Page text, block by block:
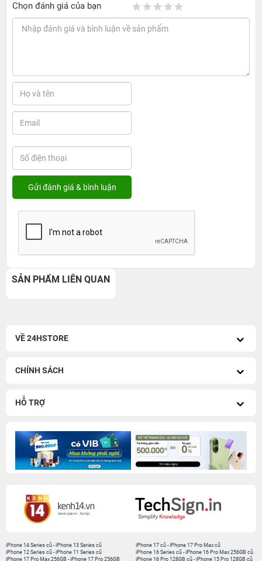
Chọn đánh giá của bạn
SẢN PHẨM LIÊN QUAN
VỀ 24HSTORE
CHÍNH SÁCH
HỖ TRỢ
iPhone 14 Series cũ -iPhone 13 Series cũ
iPhone 12 Series cũ -iPhone 11 Series cũ
iPhone 17 Pro Max 256GB -iPhone 17 Pro 256GB
iPhone 17 cũ-iPhone 17 Pro Max cũ
iPhone 16 Series cũ- iPhone 16 Pro Max 256GB cũ
iPhone 16 Pro 128GB cũ-iPhone 15 Pro 128GB cũ